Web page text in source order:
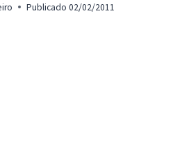
Publicado 02/02/2011